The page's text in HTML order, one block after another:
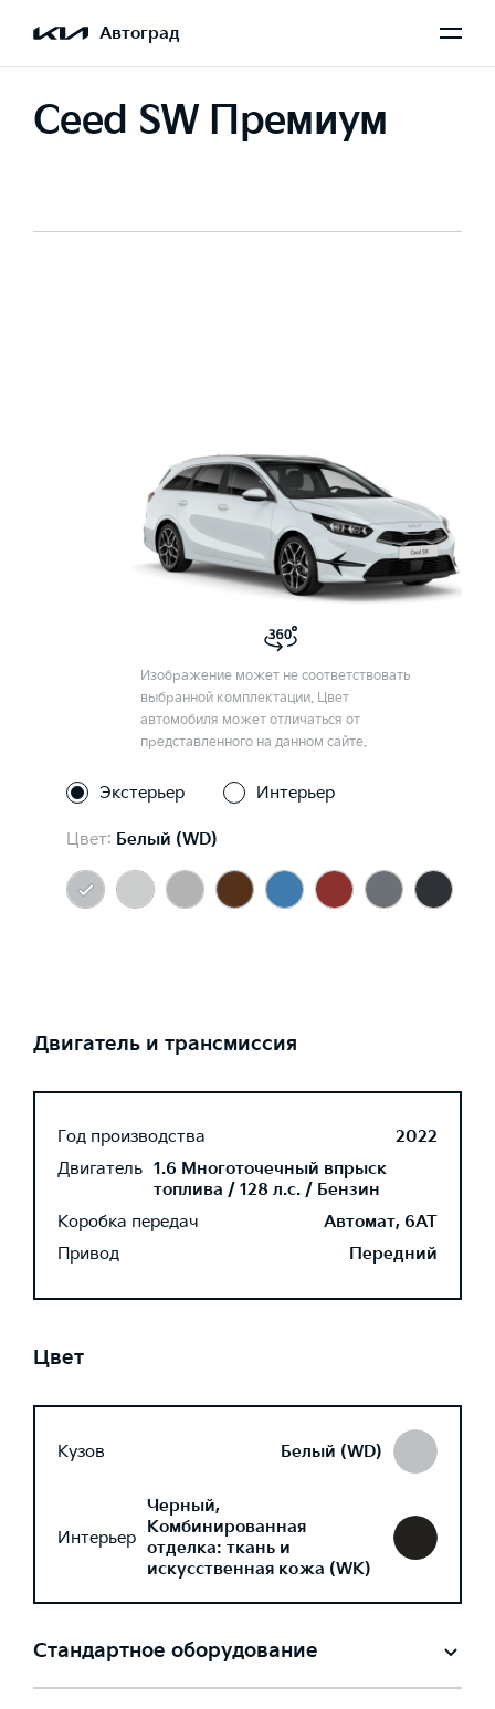
Автоград
Ceed SW Премиум
Изображение может не соответствовать
выбранной комплектации. Цвет
автомобиля может отличаться от
представленного на данном сайте.
Экстерьер Интерьер
Цвет: Белый (WD)
Двигатель и трансмиссия
Год производства
2022
Двигатель 1.6 Многоточечный впрыск
топлива / 128 л.с. / Бензин
Коробка передач
Автомат, 6AT
Привод
Передний
Цвет
Кузов Белый (WD)
Интерьер
Черный,
Комбинированная
отделка: ткань и
искусственная кожа (WK)
Стандартное оборудование